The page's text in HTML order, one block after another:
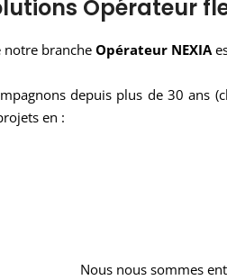
Opérateur
notre branche Opérateur NEXIA
depuis plus de 30 ans
en :
Nous nous sommes